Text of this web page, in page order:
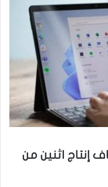
إنتاج اثنين من